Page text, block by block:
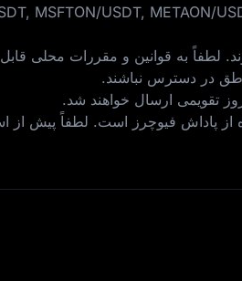
MSFTON/USDT, METAON/
لطفاً به قوانین و مقررات محلی
در دسترس نباشند.
از پاداش فیوچرز است. لطفاً پیش از